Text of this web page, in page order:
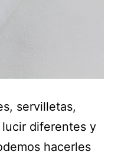
servilletas,
diferentes y
hacerles